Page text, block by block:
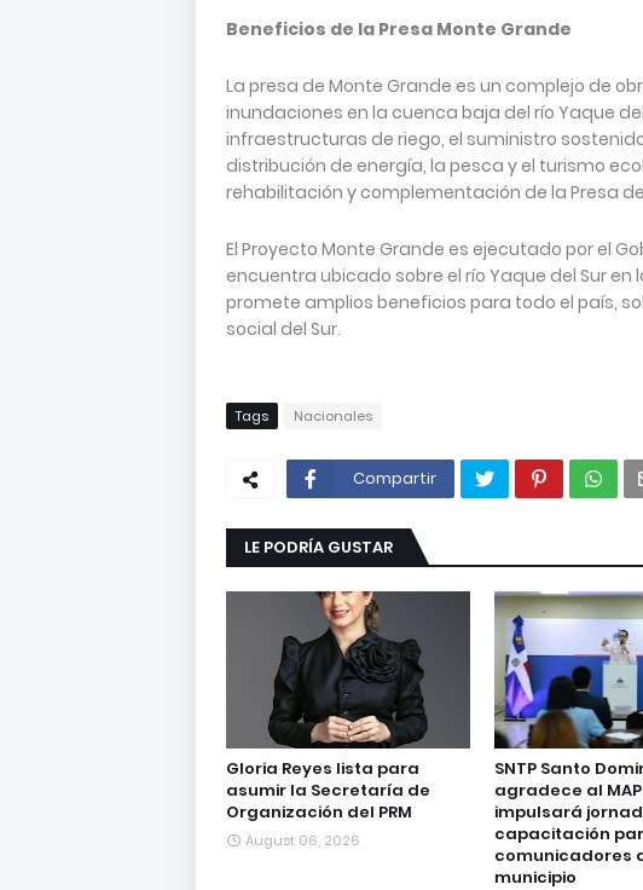
Beneficios de la Presa Monte Grande
La presa de Monte Grande es un complejo de
inundaciones en la cuenca baja del río Yaque
infraestructuras de riego, el suministro
distribución de energía, la pesca y el turismo
rehabilitación y complementación de la Presa
El Proyecto Monte Grande es ejecutado por el
encuentra ubicado sobre el río Yaque del Sur en
promete amplios beneficios para todo el país,
social del Sur.
Tags Nacionales
Compartir
LE PODRÍA GUSTAR
Gloria Reyes lista para
asumir la Secretaría de
Organización del PRM
August 06, 2026
SNTP Santo
agradece al
impulsará
capacitación
comunicadores
municipio